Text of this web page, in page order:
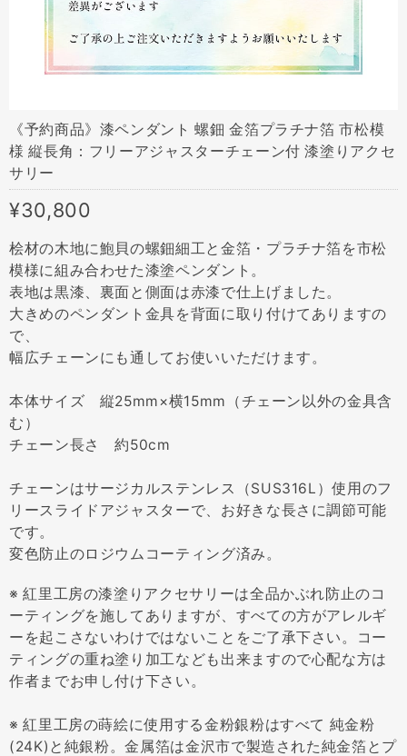
《予約商品》漆ペンダント 螺鈿 金箔プラチナ箔 市松模
様 縦長角：フリーアジャスターチェーン付 漆塗りアクセ
サリー
¥30,800
桧材の木地に鮑貝の螺鈿細工と金箔・プラチナ箔を市松
模様に組み合わせた漆塗ペンダント。
表地は黒漆、裏面と側面は赤漆で仕上げました。
大きめのペンダント金具を背面に取り付けてありますの
で、
幅広チェーンにも通してお使いいただけます。
本体サイズ 縦25mm×横15mm（チェーン以外の金具含
む）
チェーン長さ 約50cm
チェーンはサージカルステンレス（SUS316L）使用のフ
リースライドアジャスターで、お好きな長さに調節可能
です。
変色防止のロジウムコーティング済み。
※ 紅里工房の漆塗りアクセサリーは全品かぶれ防止のコ
ーティングを施してありますが、すべての方がアレルギ
ーを起こさないわけではないことをご了承下さい。コー
ティングの重ね塗り加工なども出来ますので心配な方は
作者までお申し付け下さい。
※ 紅里工房の蒔絵に使用する金粉銀粉はすべて 純金粉
(24K)と純銀粉。金属箔は金沢市で製造された純金箔とプ